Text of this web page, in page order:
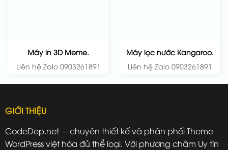
Máy in 3D Meme.
Liên hệ Zalo 0903261891
Máy lọc nước Kangaroo.
Liên hệ Zalo 0903261891
GIỚI THIỆU
CodeDep.net – chuyên thiết kế và phân phối Theme
WordPress việt hóa đủ thể loại. Với phương châm Uy tín